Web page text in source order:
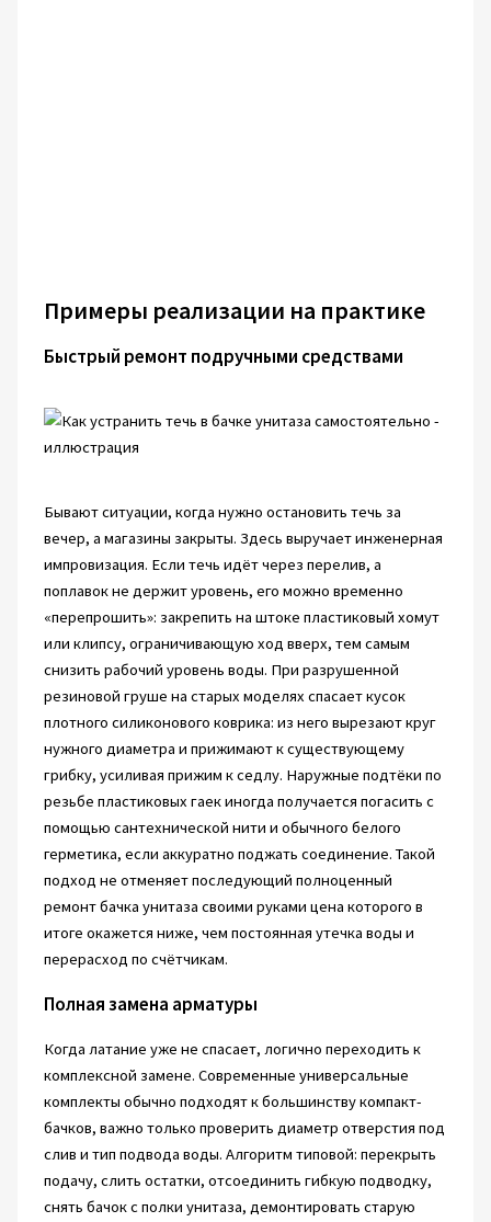
Примеры реализации на практике
Быстрый ремонт подручными средствами
Бывают ситуации, когда нужно остановить течь за
вечер, а магазины закрыты. Здесь выручает инженерная
импровизация. Если течь идёт через перелив, а
поплавок не держит уровень, его можно временно
«перепрошить»: закрепить на штоке пластиковый хомут
или клипсу, ограничивающую ход вверх, тем самым
снизить рабочий уровень воды. При разрушенной
резиновой груше на старых моделях спасает кусок
плотного силиконового коврика: из него вырезают круг
нужного диаметра и прижимают к существующему
грибку, усиливая прижим к седлу. Наружные подтёки по
резьбе пластиковых гаек иногда получается погасить с
помощью сантехнической нити и обычного белого
герметика, если аккуратно поджать соединение. Такой
подход не отменяет последующий полноценный
ремонт бачка унитаза своими руками цена которого в
итоге окажется ниже, чем постоянная утечка воды и
перерасход по счётчикам.
Полная замена арматуры
Когда латание уже не спасает, логично переходить к
комплексной замене. Современные универсальные
комплекты обычно подходят к большинству компакт-
бачков, важно только проверить диаметр отверстия под
слив и тип подвода воды. Алгоритм типовой: перекрыть
подачу, слить остатки, отсоединить гибкую подводку,
снять бачок с полки унитаза, демонтировать старую